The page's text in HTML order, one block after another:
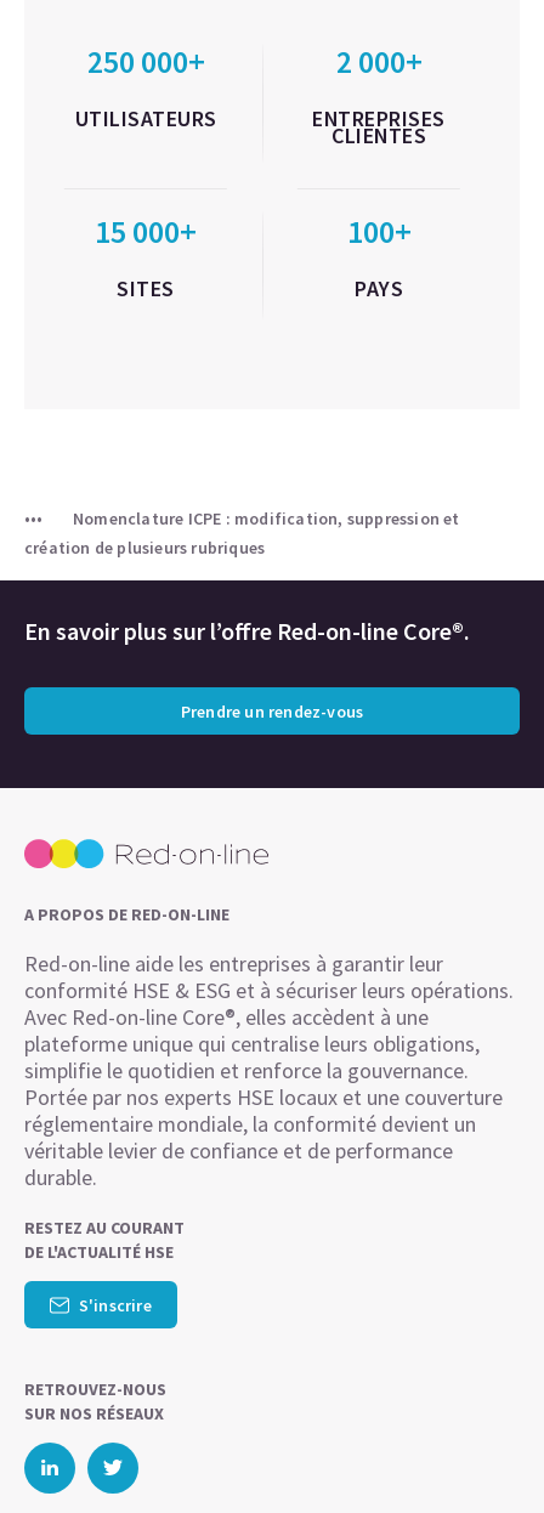
250 000+
UTILISATEURS
2 000+
ENTREPRISES
CLIENTES
15 000+
SITES
100+
PAYS
Nomenclature ICPE : modification, suppression et
création de plusieurs rubriques
En savoir plus sur l’offre Red-on-line Core®.
Prendre un rendez-vous
A PROPOS DE RED-ON-LINE
Red-on-line aide les entreprises à garantir leur
conformité HSE & ESG et à sécuriser leurs opérations.
Avec Red-on-line Core®, elles accèdent à une
plateforme unique qui centralise leurs obligations,
simplifie le quotidien et renforce la gouvernance.
Portée par nos experts HSE locaux et une couverture
réglementaire mondiale, la conformité devient un
véritable levier de confiance et de performance
durable.
RESTEZ AU COURANT
DE L'ACTUALITÉ HSE
S'inscrire
RETROUVEZ-NOUS
SUR NOS RÉSEAUX